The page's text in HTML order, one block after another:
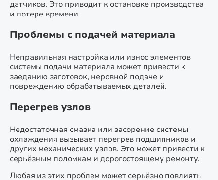
датчиков. Это приводит к остановке производства
и потере времени.
Проблемы с подачей материала
Неправильная настройка или износ элементов
системы подачи материала может привести к
заеданию заготовок, неровной подаче и
повреждению обрабатываемых деталей.
Перегрев узлов
Недостаточная смазка или засорение системы
охлаждения вызывает перегрев подшипников и
других механических узлов. Это может привести к
серьёзным поломкам и дорогостоящему ремонту.
Любая из этих проблем может серьёзно повлиять